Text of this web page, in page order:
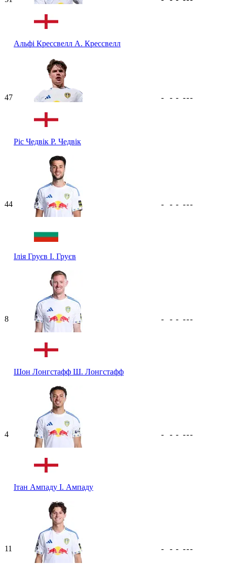
Альфі Крессвелл А. Крессвелл
47
Ріс Чедвік Р. Чедвік
- - - ---
44
Ілія Груєв І. Груєв
- - - ---
8
Шон Лонгстафф Ш. Лонгстафф
- - - ---
4
Ітан Ампаду І. Ампаду
- - - ---
11 - - - ---